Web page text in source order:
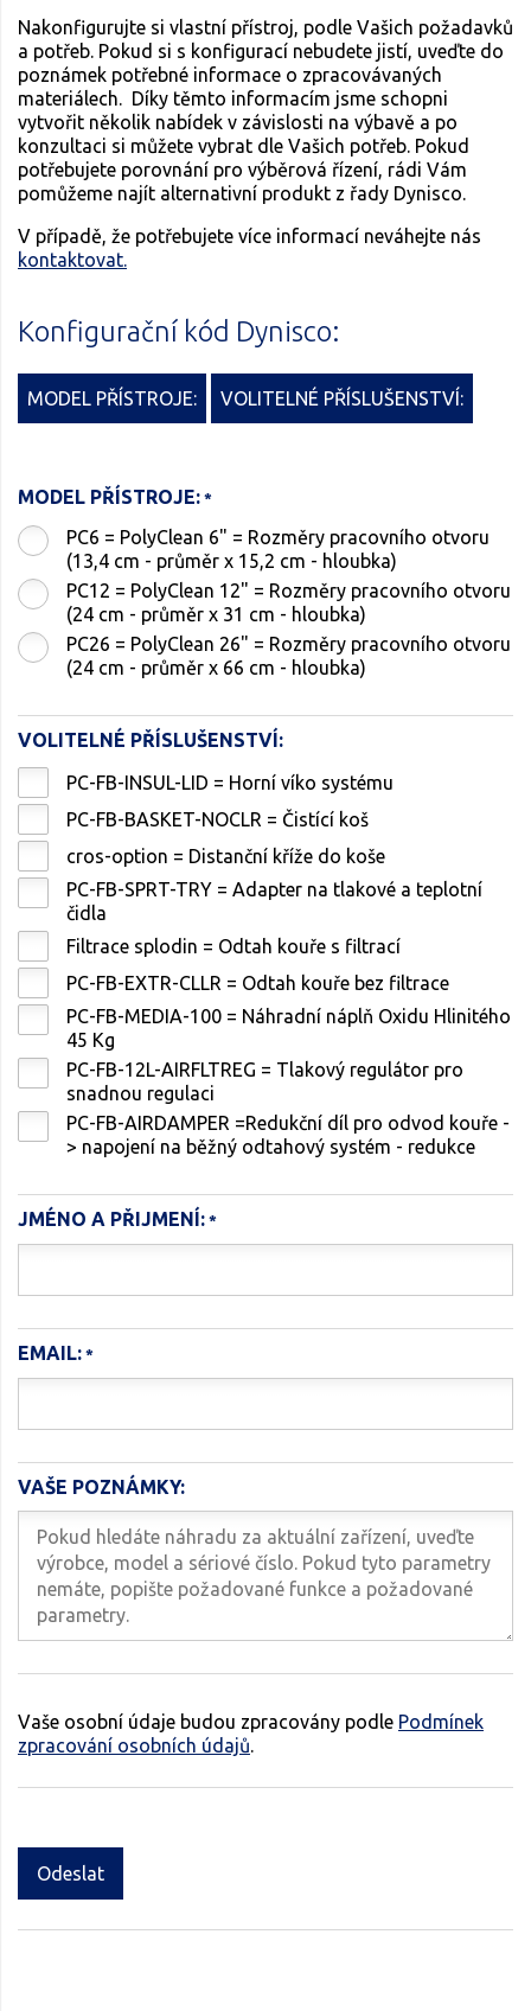
Nakonfigurujte si vlastní přístroj, podle Vašich požadavků
a potřeb. Pokud si s konfigurací nebudete jistí, uveďte do
poznámek potřebné informace o zpracovávaných
materiálech. Díky těmto informacím jsme schopni
vytvořit několik nabídek v závislosti na výbavě a po
konzultaci si můžete vybrat dle Vašich potřeb. Pokud
potřebujete porovnání pro výběrová řízení, rádi Vám
pomůžeme najít alternativní produkt z řady Dynisco.
V případě, že potřebujete více informací neváhejte nás
kontaktovat.
Konfigurační kód Dynisco:
MODEL PŘÍSTROJE: VOLITELNÉ PŘÍSLUŠENSTVÍ:
MODEL PŘÍSTROJE:
PC6 = PolyClean 6" = Rozměry pracovního otvoru
(13,4 cm - průměr x 15,2 cm - hloubka)
PC12 = PolyClean 12" = Rozměry pracovního otvoru
(24 cm - průměr x 31 cm - hloubka)
PC26 = PolyClean 26" = Rozměry pracovního otvoru
(24 cm - průměr x 66 cm - hloubka)
VOLITELNÉ PŘÍSLUŠENSTVÍ:
PC-FB-INSUL-LID = Horní víko systému
PC-FB-BASKET-NOCLR = Čistící koš
cros-option = Distanční kříže do koše
PC-FB-SPRT-TRY = Adapter na tlakové a teplotní
čidla
Filtrace splodin = Odtah kouře s filtrací
PC-FB-EXTR-CLLR = Odtah kouře bez filtrace
PC-FB-MEDIA-100 = Náhradní náplň Oxidu Hlinitého
45 Kg
PC-FB-12L-AIRFLTREG = Tlakový regulátor pro
snadnou regulaci
PC-FB-AIRDAMPER =Redukční díl pro odvod kouře -
> napojení na běžný odtahový systém - redukce
JMÉNO A PŘIJMENÍ:
EMAIL:
VAŠE POZNÁMKY:
Vaše osobní údaje budou zpracovány podle Podmínek
zpracování osobních údajů
Odeslat